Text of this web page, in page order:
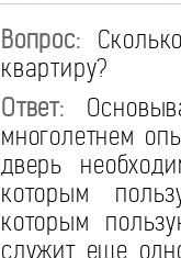
Вопрос:
квартиру?
Ответ:
многолетнем
дверь
которым
которым
служит еще